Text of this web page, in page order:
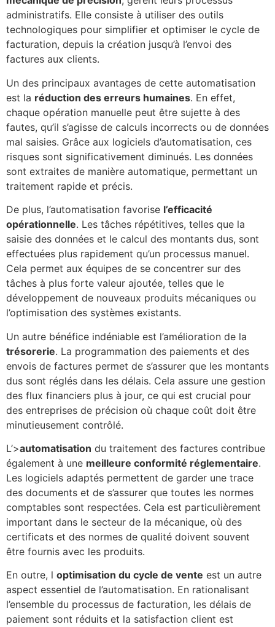
administratifs. Elle consiste à utiliser des outils
technologiques pour simplifier et optimiser le cycle de
facturation, depuis la création jusqu’à l’envoi des
factures aux clients.
Un des principaux avantages de cette automatisation
est la réduction des erreurs humaines. En effet,
chaque opération manuelle peut être sujette à des
fautes, qu’il s’agisse de calculs incorrects ou de données
mal saisies. Grâce aux logiciels d’automatisation, ces
risques sont significativement diminués. Les données
sont extraites de manière automatique, permettant un
traitement rapide et précis.
De plus, l’automatisation favorise l’efficacité
opérationnelle. Les tâches répétitives, telles que la
saisie des données et le calcul des montants dus, sont
effectuées plus rapidement qu’un processus manuel.
Cela permet aux équipes de se concentrer sur des
tâches à plus forte valeur ajoutée, telles que le
développement de nouveaux produits mécaniques ou
l’optimisation des systèmes existants.
Un autre bénéfice indéniable est l’amélioration de la
trésorerie. La programmation des paiements et des
envois de factures permet de s’assurer que les montants
dus sont réglés dans les délais. Cela assure une gestion
des flux financiers plus à jour, ce qui est crucial pour
des entreprises de précision où chaque coût doit être
minutieusement contrôlé.
L’>automatisation du traitement des factures contribue
également à une meilleure conformité réglementaire.
Les logiciels adaptés permettent de garder une trace
des documents et de s’assurer que toutes les normes
comptables sont respectées. Cela est particulièrement
important dans le secteur de la mécanique, où des
certificats et des normes de qualité doivent souvent
être fournis avec les produits.
En outre, l optimisation du cycle de vente est un autre
aspect essentiel de l’automatisation. En rationalisant
l’ensemble du processus de facturation, les délais de
paiement sont réduits et la satisfaction client est